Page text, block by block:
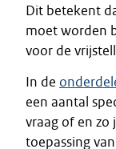
Dit betekent
moet worden
voor de
In de
een aantal
vraag of en zo
toepassing